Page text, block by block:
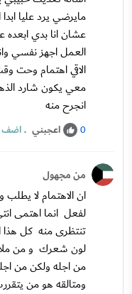
مايرضي يرد عليا
عشان انا بدي
العمل اجهز نفسي
الاقي اهتمام وحت
معي يكون شارد
انجرح منه
0 اعجبني .اضف
من مجهول
ان الاهتمام لا
لفعل انما اهتمى
تنتظرى منه كل هذا
لون شعرك و من
من اجله ولكن من
ومتالقه هو من